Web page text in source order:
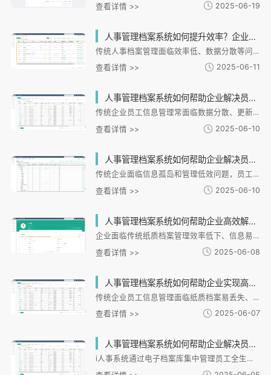
查看详情 >> 2025-06-19
人事管理档案系统如何提升效率？企业如何选择最适合的档案管理方案？
传统人事档案管理面临效率低、数据分散等问题，数字化系统通过自动化流程、实时数据联动和安全存储实现高效管理。企业选型需考虑功能适配性、行业特性、数据安全和扩展性。i人事等专业平台提供智能绩效、多场景考勤和数据分析功能，助力企业优化管理。选择成熟可靠的数字化方案，能推动人力资源管理从事务性工作转向战略支持。
查看详情 >>
2025-06-11
人事管理档案系统如何帮助企业解决员工信息混乱和查找困难的问题？
传统企业员工信息管理常面临数据分散、更新滞后和检索困难等问题，尤其在连锁、制造业等多门店场景下更为突出。人事管理档案系统通过数字化整合，建立统一档案库，实现信息实时同步和智能检索，有效解决管理混乱。系统提供电子档案管理、跨模块数据联动和智能权限管控等功能，显著提升效率。以i人事系统为例，其支持海量数据处理和灵活配置，帮助企业实现信息录入效率提升70%，员工流失率下降15%。这类系统不仅解决信息管理难题，更为企业构建数据驱动的管理基础，助力组织效能提升。
查看详情 >>
2025-06-10
人事管理档案系统如何帮助企业解决员工信息混乱和查找困难的问题？
传统企业面临信息孤岛和管理低效问题，员工数据分散、查找困难。电子化档案系统通过集中存储、智能检索和实时同步三大功能解决这些痛点。i人事系统针对连锁行业提供全流程电子化、多维度数据联动和灵活检索功能，显著提升管理效率。实际应用中，该系统能降低运营成本、支持战略决策并管控合规风险，助力企业实现数据驱动的人力资源管理转型。电子化档案系统不仅是工具升级，更是管理思维的革新，推动人力资源管理向高效透明方向发展。
查看详情 >>
2025-06-10
人事管理档案系统如何帮助企业高效解决员工档案管理难题？
企业面临传统纸质档案管理效率低下、信息易丢失等痛点，i人事HR管理系统提供数字化解决方案。系统支持电子化归档、自动化流程和多维度数据整合，实现从招聘到离职的全生命周期管理。通过移动端自助服务和严格的安全合规措施，提升员工体验并降低法律风险。该系统打破信息孤岛，赋能人才决策，帮助连锁、制造等行业优化人力成本和管理效率，为组织发展提供数据支持。
查看详情 >>
2025-06-08
人事管理档案系统如何帮助企业实现高效员工信息管理？
传统企业员工信息管理面临纸质档案易丢失、数据分散等痛点，数字化转型下人事管理档案系统成为关键工具。i人事HRSaaS平台通过整合员工全生命周期数据，实现信息集中化、流程自动化和分析智能化，解决传统管理弊端。系统提供数字化整合、自动化流程和数据驱动决策三大核心价值，并针对连锁行业提供灵活适配、绩效培训联动等差异化优势。未来人事系统将向AI智能化发展，企业选择时需关注行业适配性、扩展安全性及服务响应速度。i人事通过业务场景与HR数据深度融合，助力企业实现人力资本价值最大化。
查看详情 >>
2025-06-07
人事管理档案系统如何帮助企业解决员工信息混乱和查找困难的问题？
i人事系统通过电子档案库集中管理员工全生命周期信息，解决传统碎片化管理难题。系统提供智能检索、多维度筛选和自定义标签功能，大幅提升查找效率。动态更新机制和分级权限设置确保数据准确安全，同时支持多维度数据分析辅助决策。针对制造业、连锁业等特殊场景提供定制化功能，实现考勤、绩效等数据联动。该系统不仅优化信息管理流程，更能通过数据驱动助力企业人才战略落地，成为数字化转型的关键工具。